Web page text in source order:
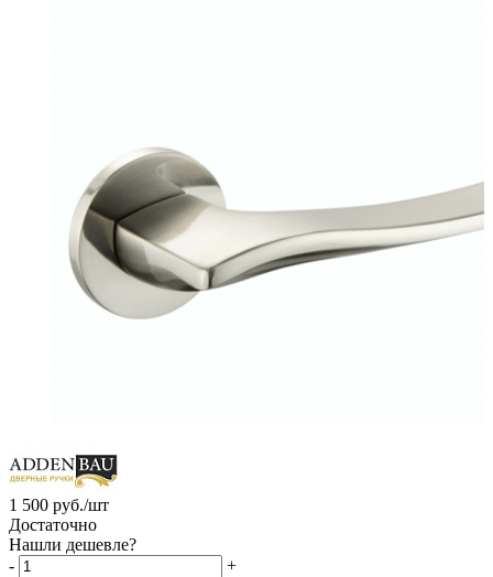
1 500 руб./шт
Достаточно
Нашли дешевле?
-
+